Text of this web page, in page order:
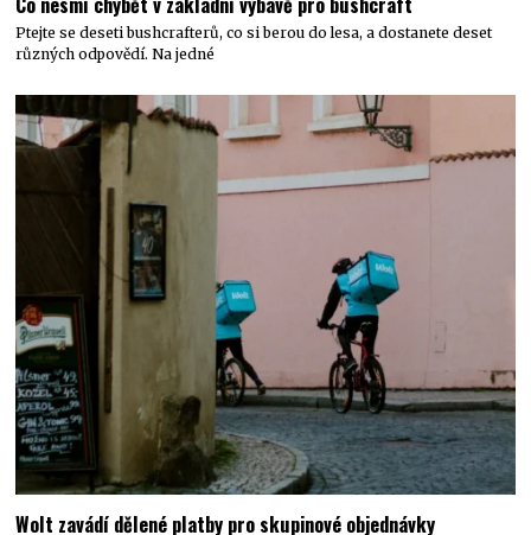
Ptejte se deseti bushcrafterů, co si berou do lesa, a dostanete deset
různých odpovědí. Na jedné
Wolt zavádí dělené platby pro skupinové objednávky